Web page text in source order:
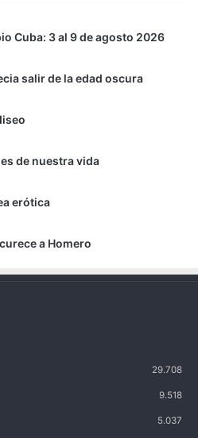
Cuba: 3 al 9 de agosto 2026
salir de la edad oscura
de nuestra vida
erótica
a Homero
29.708
9.518
5.037